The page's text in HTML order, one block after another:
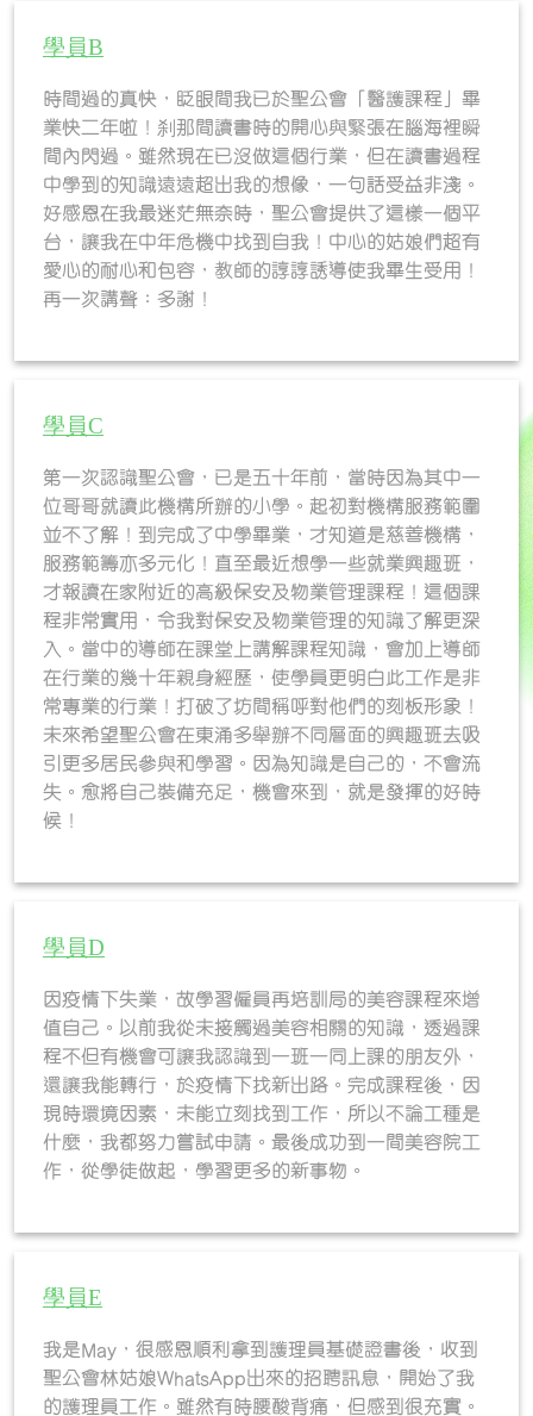
學員B
時間過的真快，眨眼間我已於聖公會「醫護課程」畢
業快二年啦！刹那間讀書時的開心與緊張在腦海裡瞬
間內閃過。雖然現在已沒做這個行業，但在讀書過程
中學到的知識遠遠超出我的想像，一句話受益非淺。
好感恩在我最迷茫無奈時，聖公會提供了這樣一個平
台，讓我在中年危機中找到自我！中心的姑娘們超有
愛心的耐心和包容，教師的諄諄誘導使我畢生受用！
再一次講聲：多謝！
學員C
第一次認識聖公會，已是五十年前，當時因為其中一
位哥哥就讀此機構所辦的小學。起初對機構服務範圍
並不了解！到完成了中學畢業，才知道是慈善機構，
服務範籌亦多元化！直至最近想學一些就業興趣班，
才報讀在家附近的高級保安及物業管理課程！這個課
程非常實用，令我對保安及物業管理的知識了解更深
入。當中的導師在課堂上講解課程知識，會加上導師
在行業的幾十年親身經歷，使學員更明白此工作是非
常專業的行業！打破了坊間稱呼對他們的刻板形象！
未來希望聖公會在東涌多舉辦不同層面的興趣班去吸
引更多居民參與和學習。因為知識是自己的，不會流
失。愈將自己裝備充足，機會來到，就是發揮的好時
候！
學員D
因疫情下失業，故學習僱員再培訓局的美容課程來增
值自己。以前我從未接觸過美容相關的知識，透過課
程不但有機會可讓我認識到一班一同上課的朋友外，
還讓我能轉行，於疫情下找新出路。完成課程後，因
現時環境因素，未能立刻找到工作，所以不論工種是
什麼，我都努力嘗試申請。最後成功到一間美容院工
作，從學徒做起，學習更多的新事物。
學員E
我是May，很感恩順利拿到護理員基礎證書後，收到
聖公會林姑娘WhatsApp出來的招聘訊息，開始了我
的護理員工作。雖然有時腰酸背痛，但感到很充實。